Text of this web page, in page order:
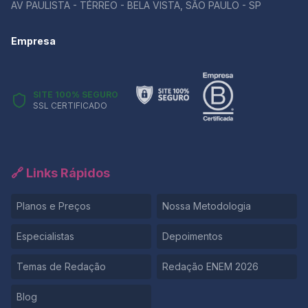
sobre como aplicar um repertório de forma produtiva,
testar sua redação e receber um feedback detalhado
AV PAULISTA - TÉRREO - BELA VISTA, SÃO PAULO - SP
Empresa
SITE 100% SEGURO
SSL CERTIFICADO
🔗 Links Rápidos
Planos e Preços Nossa Metodologia
Especialistas Depoimentos
Temas de Redação Redação ENEM 2026
Blog